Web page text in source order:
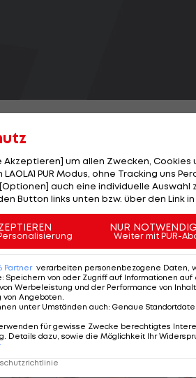
in einem Testspiel in
die Hausherren durch Hussain in
Weimann für die
Pause bringt Elabdellaoui die
für das Remis (90.). Am 7.
Akzeptieren] um allen Zwecken,
PUR Modus, ohne Tracking uns
auch eine individuelle Auswahl
Button links unten bzw. über den Link
NUR
Weiter mit PUR-
Partner verarbeiten personenbezogene Daten,
: Speichern von oder Zugriff auf Informationen
Werbeleistung und der Performance von
von Angeboten
unter Umständen auch: Genaue
für gewisse Zwecke berechtigtes
Details dazu, sowie die Möglichkeit Ihr